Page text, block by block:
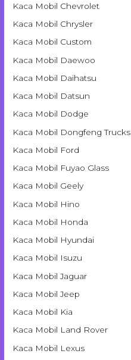
Kaca Mobil Chevrolet
Kaca Mobil Chrysler
Kaca Mobil Custom
Kaca Mobil Daewoo
Kaca Mobil Daihatsu
Kaca Mobil Datsun
Kaca Mobil Dodge
Kaca Mobil Dongfeng Trucks
Kaca Mobil Ford
Kaca Mobil Fuyao Glass
Kaca Mobil Geely
Kaca Mobil Hino
Kaca Mobil Honda
Kaca Mobil Hyundai
Kaca Mobil Isuzu
Kaca Mobil Jaguar
Kaca Mobil Jeep
Kaca Mobil Kia
Kaca Mobil Land Rover
Kaca Mobil Lexus